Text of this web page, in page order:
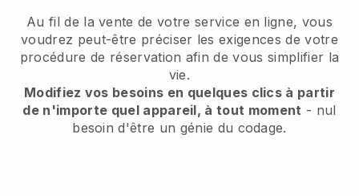
Au fil de la vente de votre service en ligne, vous
voudrez peut-être préciser les exigences de votre
procédure de réservation afin de vous simplifier la
vie.
Modifiez vos besoins en quelques clics à partir
de n'importe quel appareil, à tout moment - nul
besoin d'être un génie du codage.